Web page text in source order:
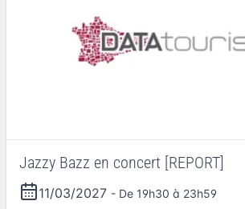
Jazzy Bazz en concert [REPORT]
11/03/2027 - De 19h30 à 23h59